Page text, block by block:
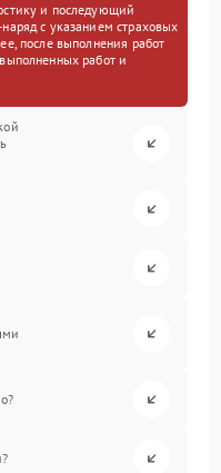
и последующий
с указанием страховых
после выполнения работ
работ и